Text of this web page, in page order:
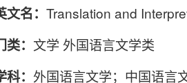
名： Translation and
： 文学 外国语言文学类
： 外国语言文学；中国语言